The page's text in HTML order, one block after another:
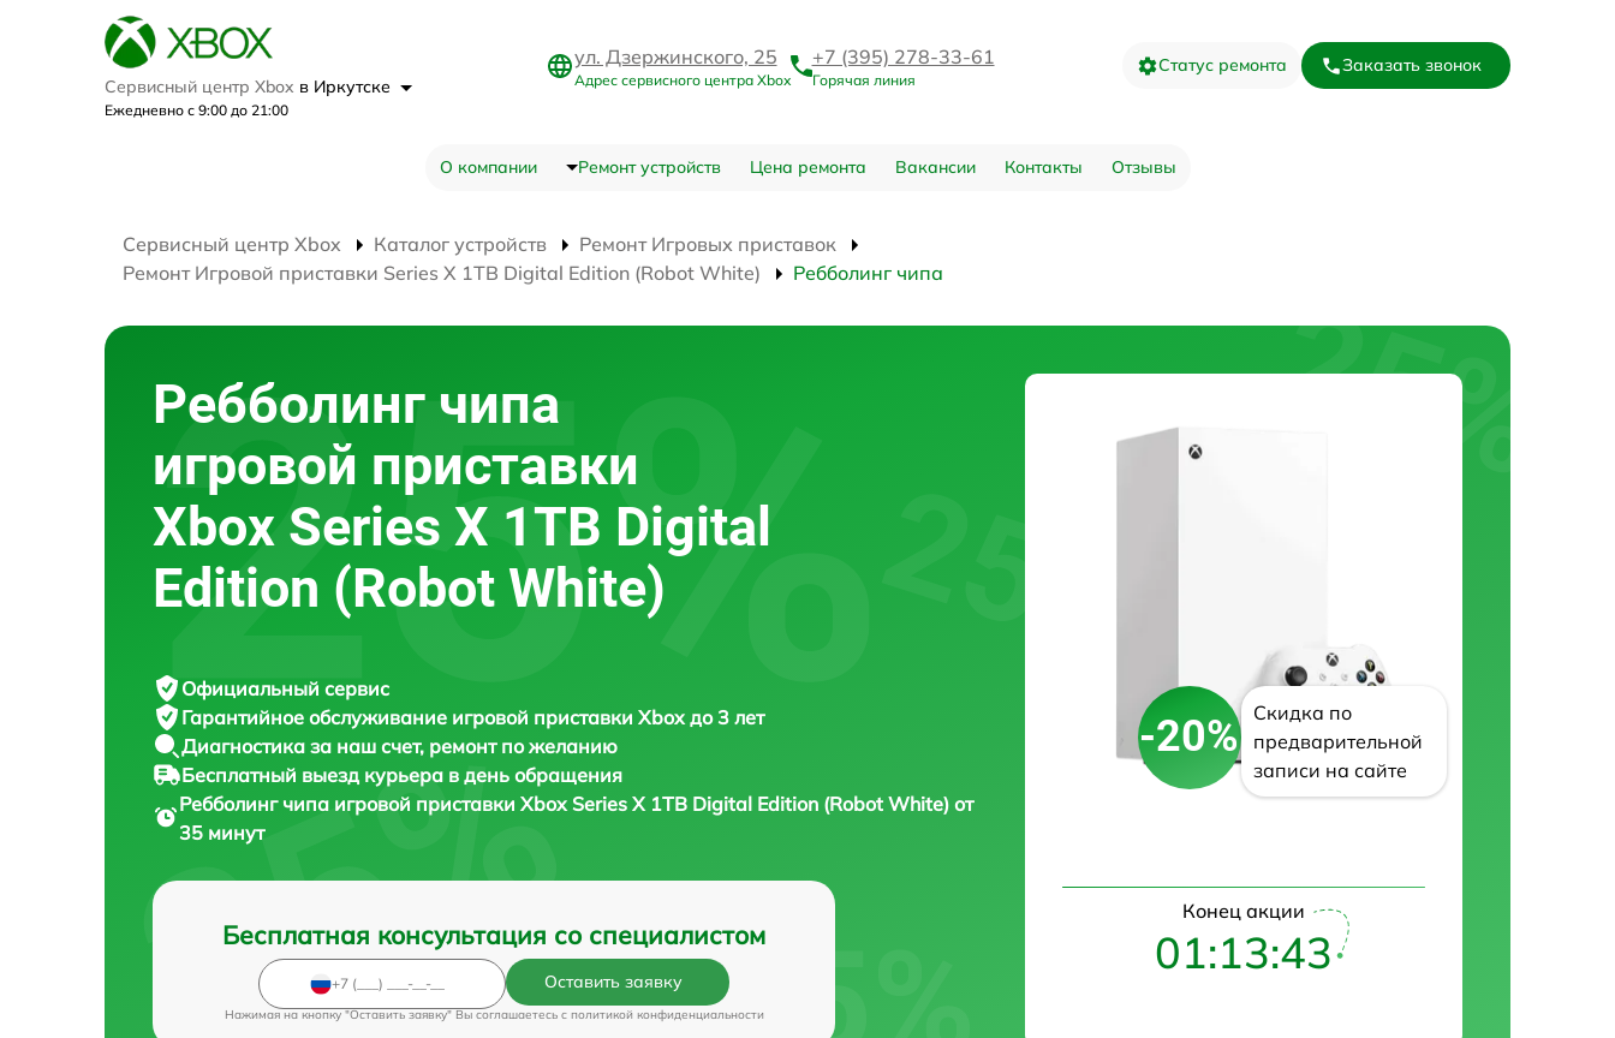
Сервисный центр Xbox в Иркутске
Ежедневно с 9:00 до 21:00
ул. Дзержинского, 25
Адрес сервисного центра Xbox
+7 (395) 278-33-61
Горячая линия
Статус ремонта Заказать звонок
О компании Ремонт устройств Цена ремонта Вакансии Контакты Отзывы
Сервисный центр Xbox Каталог устройств
Ремонт Игровых приставок
Ремонт Игровой приставки Series X 1TB Digital Edition (Robot White)
Ребболинг чипа
Ребболинг чипа
игровой приставки
Xbox Series X 1TB Digital
Edition (Robot White)
Официальный сервис
Гарантийное обслуживание игровой приставки Xbox до 3 лет
Диагностика за наш счет, ремонт по желанию
Бесплатный выезд курьера в день обращения
Ребболинг чипа игровой приставки Xbox Series X 1TB Digital Edition (Robot White) от
35 минут
Бесплатная консультация со специалистом
Оставить заявку
Нажимая на кнопку "Оставить заявку" Вы соглашаетесь c политикой конфиденциальности
-20%
Скидка по
предварительной
записи на сайте
Конец акции
01:13:42